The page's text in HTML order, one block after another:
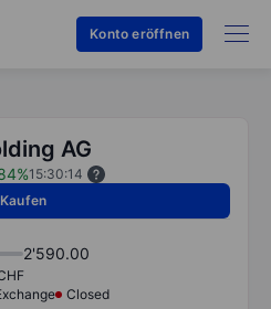
Konto eröffnen
AG
15:30:14
Kaufen
2'590.00
Closed